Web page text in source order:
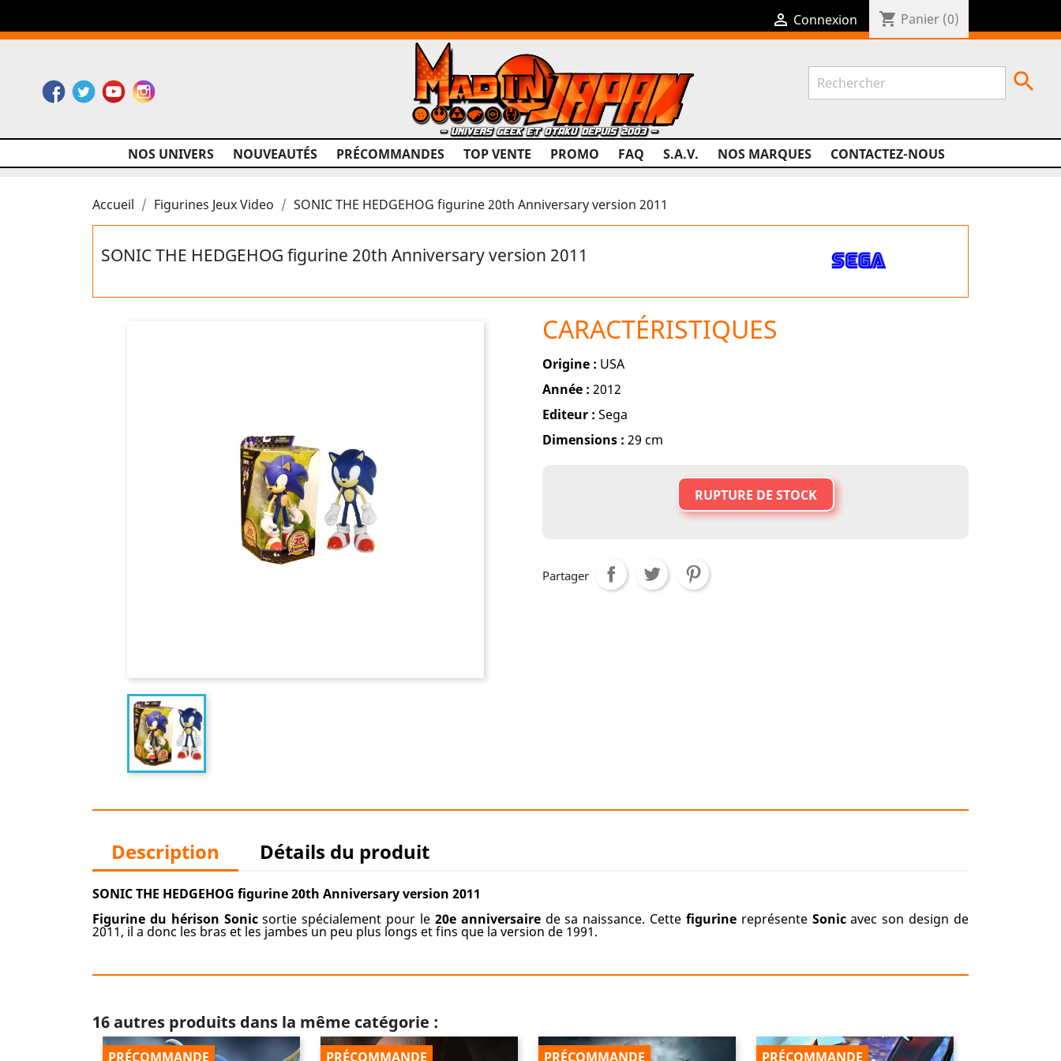
 Connexion shopping_cart Panier (0)
Facebook
TwitterYouTubeInstagram
NOS UNIVERS NOUVEAUTÉS PRÉCOMMANDES TOP VENTE PROMO FAQ S.A.V. NOS MARQUES CONTACTEZ-NOUS

Accueil Figurines Jeux Video SONIC THE HEDGEHOG figurine 20th Anniversary version 2011
SONIC THE HEDGEHOG figurine 20th Anniversary version 2011
CARACTÉRISTIQUES
Origine : USA
Année : 2012
Editeur : Sega
Dimensions : 29 cm
RUPTURE DE STOCK
Partager
Description Détails du produit
SONIC THE HEDGEHOG figurine 20th Anniversary version 2011
Figurine du hérison Sonicsortie spécialement pour le 20e anniversairede sa naissance. Cette figurinereprésente Sonicavec son design de
2011, il a donc les bras et les jambes un peu plus longs et fins que la version de 1991.
16 autres produits dans la même catégorie :
PRÉCOMMANDE PRÉCOMMANDE PRÉCOMMANDE PRÉCOMMANDE